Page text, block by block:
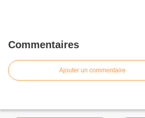
Commentaires
Ajouter un commentaire